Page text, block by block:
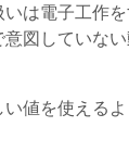
は電子工作
図していな
値を使える